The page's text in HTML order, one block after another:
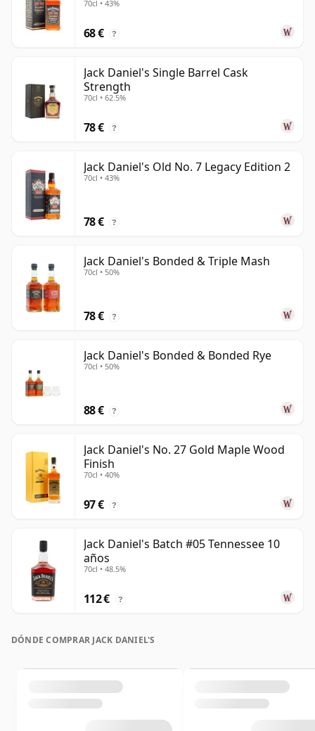
70cl • 43%
68 € ?
Jack Daniel's Single Barrel Cask
Strength
70cl • 62.5%
78 € ?
Jack Daniel's Old No. 7 Legacy Edition 2
70cl • 43%
78 € ?
Jack Daniel's Bonded & Triple Mash
70cl • 50%
78 € ?
Jack Daniel's Bonded & Bonded Rye
70cl • 50%
88 € ?
Jack Daniel's No. 27 Gold Maple Wood
Finish
70cl • 40%
97 € ?
Jack Daniel's Batch #05 Tennessee 10
años
70cl • 48.5%
112 € ?
DÓNDE COMPRAR JACK DANIEL'S